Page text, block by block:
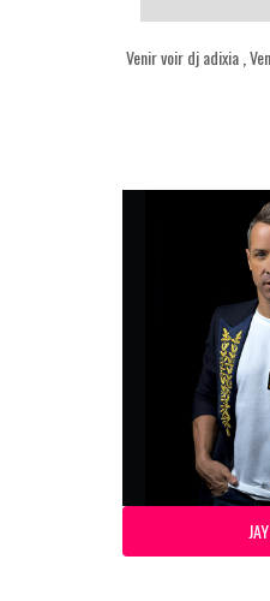
Venir voir dj adixia,